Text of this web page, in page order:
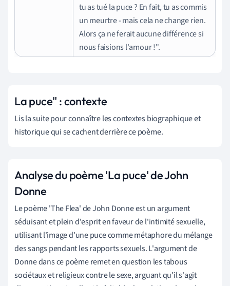
tu as tué la puce ? En fait, tu as commis
un meurtre - mais cela ne change rien.
Alors ça ne ferait aucune différence si
nous faisions l'amour !".
La puce" : contexte
Lis la suite pour connaître les contextes biographique et
historique qui se cachent derrière ce poème.
Analyse du poème 'La puce' de John
Donne
Le poème 'The Flea' de John Donne est un argument
séduisant et plein d'esprit en faveur de l'intimité sexuelle,
utilisant l'image d'une puce comme métaphore du mélange
des sangs pendant les rapports sexuels.L'argument de
Donne dans ce poème remet en question les tabous
sociétaux et religieux contre le sexe, arguant qu'il s'agit